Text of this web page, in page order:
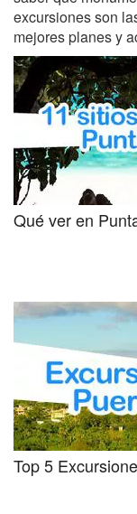
excursiones son
mejores planes y
Qué ver en
Top 5